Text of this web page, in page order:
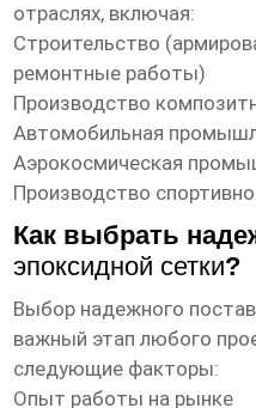
отраслях, включая:
Строительство
ремонтные работы)
Производство
Автомобильная
Аэрокосмическая
Производство
Как выбрать
эпоксидной сетки?
Выбор надежного
важный этап любого
следующие факторы:
Опыт работы на рынке